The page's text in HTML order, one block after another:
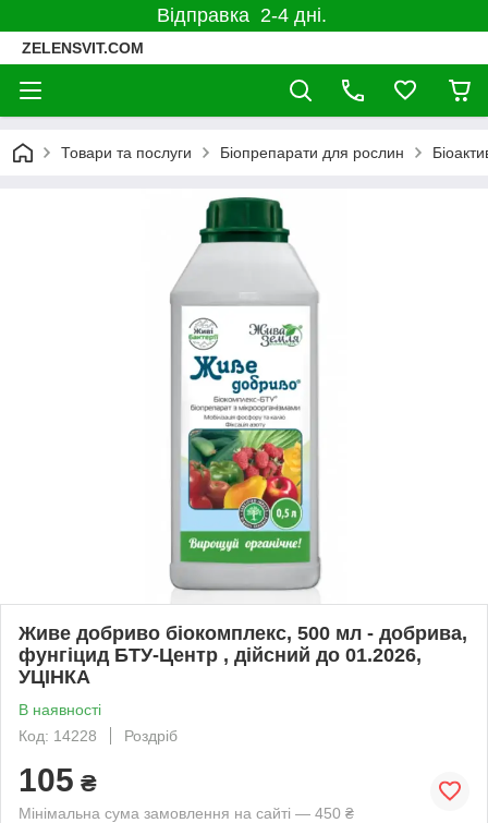
Відправка 2-4 дні.
ZELENSVIT.COM
Товари та послуги Біопрепарати для рослин
Живе добриво біокомплекс, 500 мл - добрива,
фунгіцид БТУ-Центр , дійсний до 01.2026,
УЦІНКА
В наявності
Код: 14228
Роздріб
105 ₴
Мінімальна сума замовлення на сайті — 450 ₴